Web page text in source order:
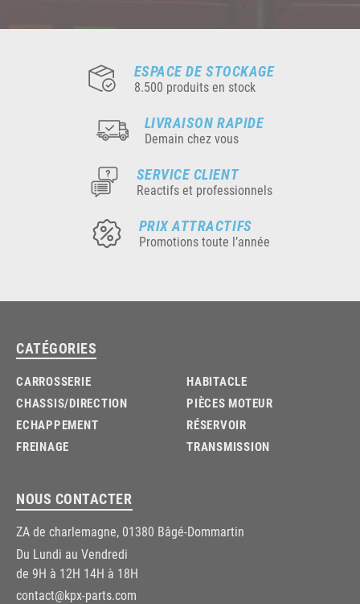
ESPACE DE STOCKAGE
8.500 produits en stock
LIVRAISON RAPIDE
Demain chez vous
SERVICE CLIENT
Reactifs et professionnels
PRIX ATTRACTIFS
Promotions toute l’année
CATÉGORIES
CARROSSERIE
CHASSIS/DIRECTION
ECHAPPEMENT
FREINAGE
HABITACLE
PIÈCES MOTEUR
RÉSERVOIR
TRANSMISSION
NOUS CONTACTER
ZA de charlemagne, 01380 Bâgé-Dommartin
Du Lundi au Vendredi
de 9H à 12H 14H à 18H
contact@kpx-parts.com